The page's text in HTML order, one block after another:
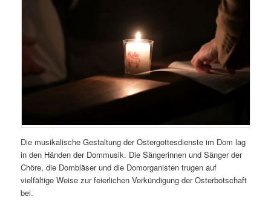
Die musikalische Gestaltung der Ostergottesdienste im Dom lag
in den Händen der Dommusik. Die Sängerinnen und Sänger der
Chöre, die Dombläser und die Domorganisten trugen auf
vielfältige Weise zur feierlichen Verkündigung der Osterbotschaft
bei.